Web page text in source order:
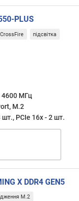
PLUS
CrossFire підсвітка
4600 МГц
M.2
шт., PCIe 16x - 2 шт.
X DDR4 GEN5
M.2